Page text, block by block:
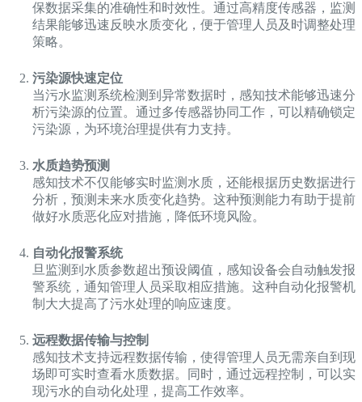
保数据采集的准确性和时效性。通过高精度传感器，监测
结果能够迅速反映水质变化，便于管理人员及时调整处理
策略。
污染源快速定位
当污水监测系统检测到异常数据时，感知技术能够迅速分
析污染源的位置。通过多传感器协同工作，可以精确锁定
污染源，为环境治理提供有力支持。
水质趋势预测
感知技术不仅能够实时监测水质，还能根据历史数据进行
分析，预测未来水质变化趋势。这种预测能力有助于提前
做好水质恶化应对措施，降低环境风险。
自动化报警系统
旦监测到水质参数超出预设阈值，感知设备会自动触发报
警系统，通知管理人员采取相应措施。这种自动化报警机
制大大提高了污水处理的响应速度。
远程数据传输与控制
感知技术支持远程数据传输，使得管理人员无需亲自到现
场即可实时查看水质数据。同时，通过远程控制，可以实
现污水的自动化处理，提高工作效率。